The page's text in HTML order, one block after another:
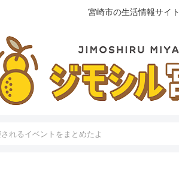
宮崎市の生活情報サイト
れるイベントをまとめたよ